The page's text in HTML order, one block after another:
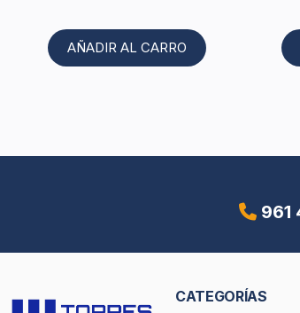
AÑADIR AL CARRO
961
CATEGORÍAS